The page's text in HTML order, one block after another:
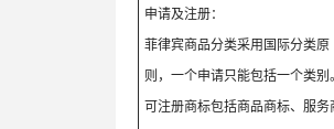
申请及注册：
菲律宾商品分类采用国际分类原
则，一个申请只能包括一个类别
可注册商标包括商品商标、服务